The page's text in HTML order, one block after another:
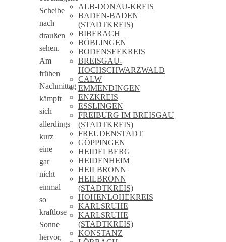
Scheibe
nach
draußen
sehen.
Am
frühen
Nachmittag
kämpft
sich
allerdings
kurz
eine
gar
nicht
einmal
so
kraftlose
Sonne
hervor,
ALB-DONAU-KREIS
BADEN-BADEN
(STADTKREIS)
BIBERACH
BÖBLINGEN
BODENSEEKREIS
BREISGAU-
HOCHSCHWARZWALD
CALW
EMMENDINGEN
ENZKREIS
ESSLINGEN
FREIBURG IM BREISGAU
(STADTKREIS)
FREUDENSTADT
GÖPPINGEN
HEIDELBERG
HEIDENHEIM
HEILBRONN
HEILBRONN
(STADTKREIS)
HOHENLOHEKREIS
KARLSRUHE
KARLSRUHE
(STADTKREIS)
KONSTANZ